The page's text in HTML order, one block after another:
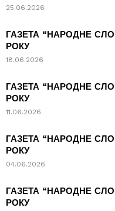
25.06.2026
ГАЗЕТА “НАРОДНЕ
РОКУ
18.06.2026
ГАЗЕТА “НАРОДНЕ
РОКУ
11.06.2026
ГАЗЕТА “НАРОДНЕ
РОКУ
04.06.2026
ГАЗЕТА “НАРОДНЕ
РОКУ